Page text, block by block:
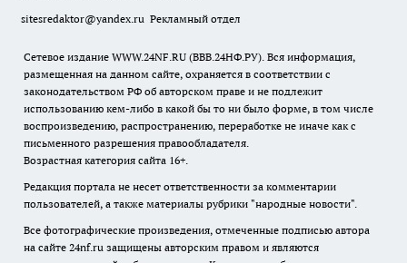
sitesredaktor@yandex.ru Рекламный отдел
Сетевое издание WWW.24NF.RU (ВВВ.24НФ.РУ). Вся информация,
размещенная на данном сайте, охраняется в соответствии с
законодательством РФ об авторском праве и не подлежит
использованию кем-либо в какой бы то ни было форме, в том числе
воспроизведению, распространению, переработке не иначе как с
письменного разрешения правообладателя.
Возрастная категория сайта 16+.
Редакция портала не несет ответственности за комментарии
пользователей, а также материалы рубрики "народные новости".
Все фотографические произведения, отмеченные подписью автора
на сайте 24nf.ru защищены авторским правом и являются